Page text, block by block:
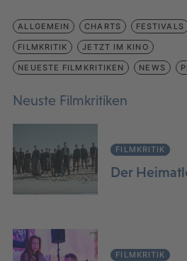
ALLGEMEIN CHARTS FESTIVALS
FILMKRITIK JETZT IM KINO
NEUESTE FILMKRITIKEN NEWS
Neuste Filmkritiken
FILMKRITIK
Der
FILMKRITIK